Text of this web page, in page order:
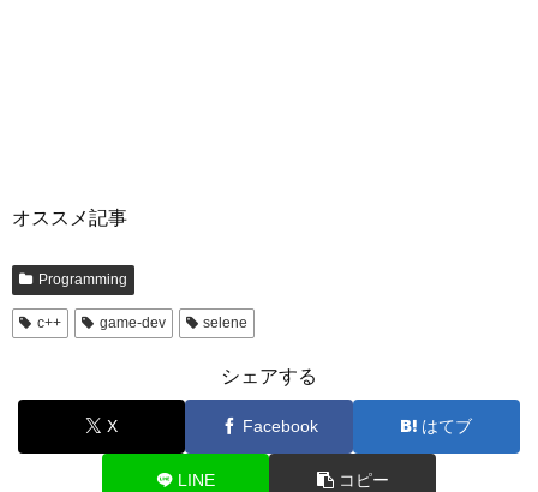
オススメ記事
Programming
c++ game-dev selene
シェアする
X Facebook はてブ
LINE コピー